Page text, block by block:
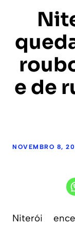
e de
NOVEMBRO 8,
Niterói